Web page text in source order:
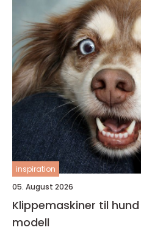
inspiration
05. August 2026
Klippemaskiner til hund slik velger du riktig
modell